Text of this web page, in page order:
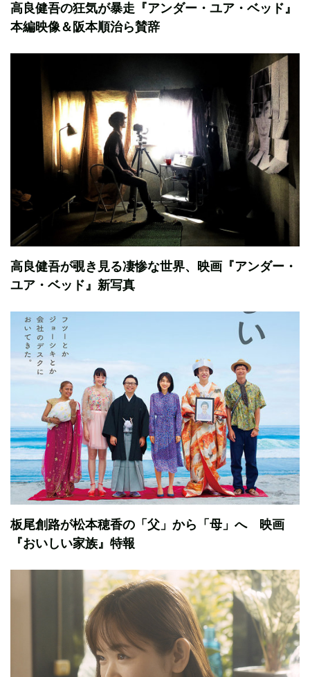
高良健吾の狂気が暴走『アンダー・ユア・ベッド』
本編映像＆阪本順治ら賛辞
高良健吾が覗き見る凄惨な世界、映画『アンダー・
ユア・ベッド』新写真
板尾創路が松本穂香の「父」から「母」へ 映画
『おいしい家族』特報